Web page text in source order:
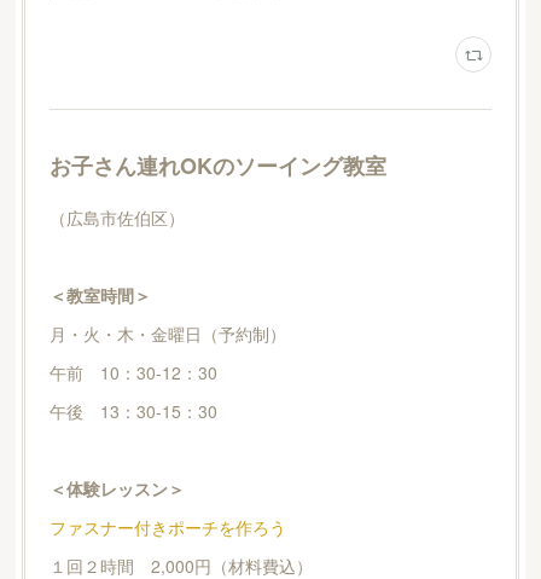
お子さん連れOKのソーイング教室
（広島市佐伯区）
＜教室時間＞
月・火・木・金曜日（予約制）
午前 10：30-12：30
午後 13：30-15：30
＜体験レッスン＞
ファスナー付きポーチを作ろう
１回２時間 2,000円（材料費込）